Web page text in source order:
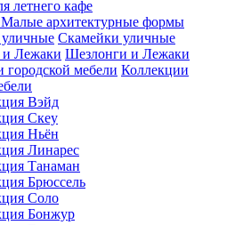
летнего кафе
Малые архитектурные формы
Скамейки уличные
Шезлонги и Лежаки
Коллекции
Вэйд
Скеу
Ньён
Линарес
Танаман
Брюссель
Соло
Бонжур